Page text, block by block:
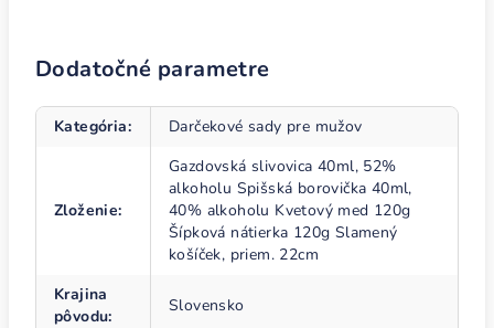
Dodatočné parametre
Kategória: Darčekové sady pre mužov
Zloženie:
Gazdovská slivovica 40ml, 52%
alkoholu Spišská borovička 40ml,
40% alkoholu Kvetový med 120g
Šípková nátierka 120g Slamený
košíček, priem. 22cm
Krajina
pôvodu:
Slovensko